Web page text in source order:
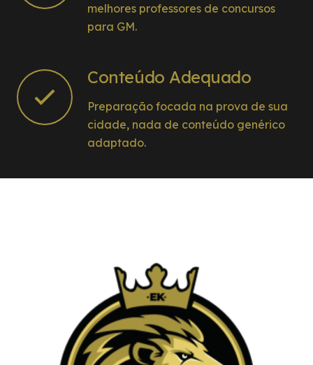
melhores professores de concursos
para GM.
Conteúdo Adequado
Preparação focada na prova de sua
cidade, nada de conteúdo genérico
adaptado.